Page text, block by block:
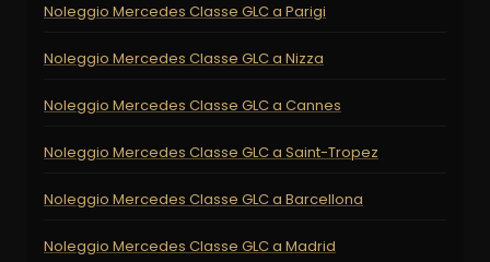
Noleggio Mercedes Classe GLC a Parigi
Noleggio Mercedes Classe GLC a Nizza
Noleggio Mercedes Classe GLC a Cannes
Noleggio Mercedes Classe GLC a Saint-Tropez
Noleggio Mercedes Classe GLC a Barcellona
Noleggio Mercedes Classe GLC a Madrid